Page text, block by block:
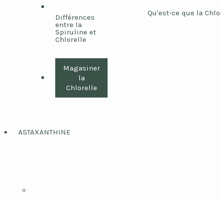
Différences
entre la
Spiruline et
Chlorelle
Magasiner
la
Chlorelle
Qu'est-ce que la
ASTAXANTHINE